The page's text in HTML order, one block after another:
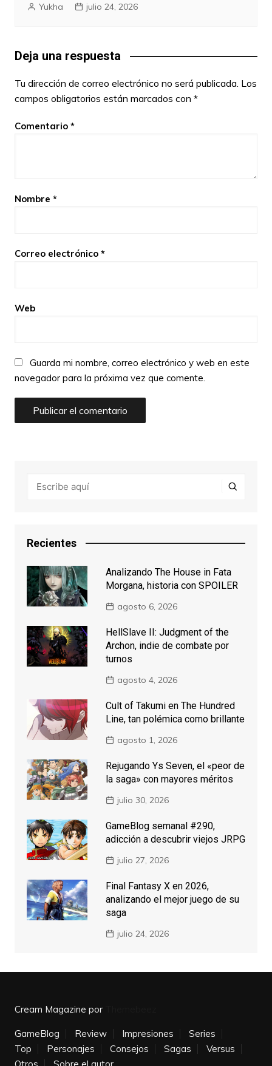
Yukha julio 24, 2026
Deja una respuesta
Tu dirección de correo electrónico no será publicada. Los
campos obligatorios están marcados con *
Comentario *
Nombre *
Correo electrónico *
Web
Guarda mi nombre, correo electrónico y web en este
navegador para la próxima vez que comente.
Recientes
Analizando The House in Fata
Morgana, historia con SPOILER
agosto 6, 2026
HellSlave II: Judgment of the
Archon, indie de combate por
turnos
agosto 4, 2026
Cult of Takumi en The Hundred
Line, tan polémica como brillante
agosto 1, 2026
Rejugando Ys Seven, el «peor de
la saga» con mayores méritos
julio 30, 2026
GameBlog semanal #290,
adicción a descubrir viejos JRPG
julio 27, 2026
Final Fantasy X en 2026,
analizando el mejor juego de su
saga
julio 24, 2026
Cream Magazine por
GameBlog Review Impresiones
Series
Top
Personajes Consejos Sagas
Versus